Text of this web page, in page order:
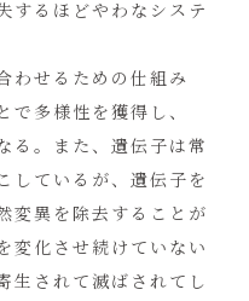
するほどやわなシステ
わせるための仕組み
多様性を獲得し、
る。また、遺伝子は常
しているが、遺伝子を
変異を除去することが
変化させ続けていない
生されて滅ばされてし